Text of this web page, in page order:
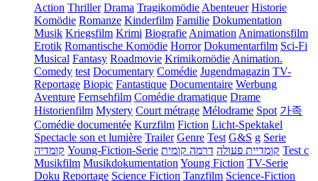
Action Thriller Drama Tragikomödie Abenteuer Historie
Komödie Romanze Kinderfilm Familie Dokumentation
Musik Kriegsfilm Krimi Biografie Animation Animationsfilm
Erotik Romantische Komödie Horror Dokumentarfilm Sci-Fi
Musical Fantasy Roadmovie Krimikomödie Animation.
Comedy test Documentary Comédie Jugendmagazin TV-
Reportage Biopic Fantastique Documentaire Werbung
Aventure Fernsehfilm Comédie dramatique Drame
Historienfilm Mystery Court métrage Mélodrame Spot 가족
Comédie documentée Kurzfilm Fiction Licht-Spektakel
Spectacle son et lumière Trailer Genre Test G&S g Serie
קומדיה Young-Fiction-Serie קומדיית פעולה דרמה קומית
Test c
Musikfilm Musikdokumentation Young Fiction TV-Serie
Doku Reportage Science Fiction Tanzfilm Science-Fiction